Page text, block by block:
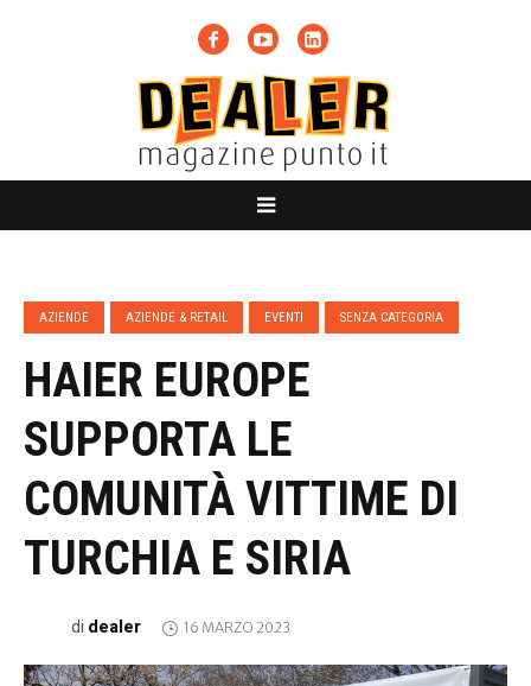
AZIENDE AZIENDE & RETAIL EVENTI SENZA CATEGORIA
HAIER EUROPE
SUPPORTA LE
COMUNITÀ VITTIME DI
TURCHIA E SIRIA
di dealer 16 MARZO 2023